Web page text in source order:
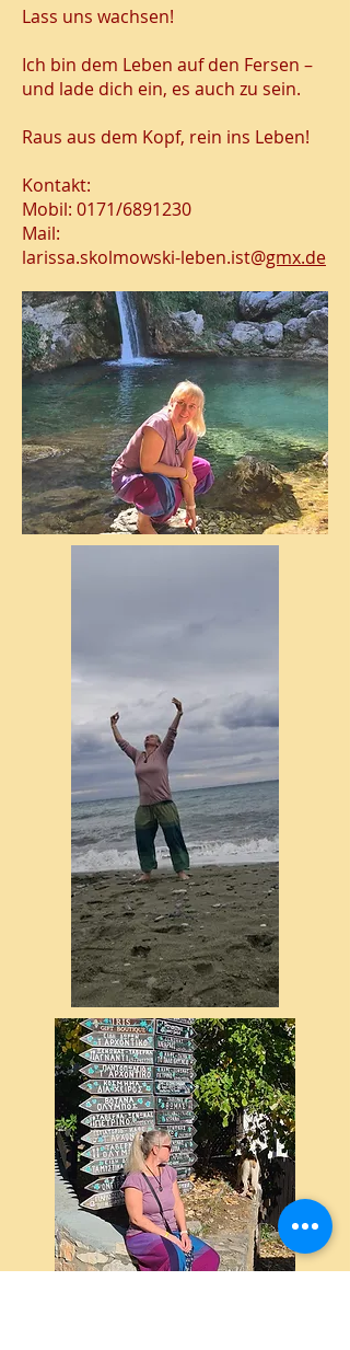
Lass uns wachsen!
Ich bin dem Leben auf den Fersen –
und lade dich ein, es auch zu sein.
Raus aus dem Kopf, rein ins Leben!
Kontakt:
Mobil: 0171/6891230
Mail:
larissa.skolmowski-leben.ist@gmx.de